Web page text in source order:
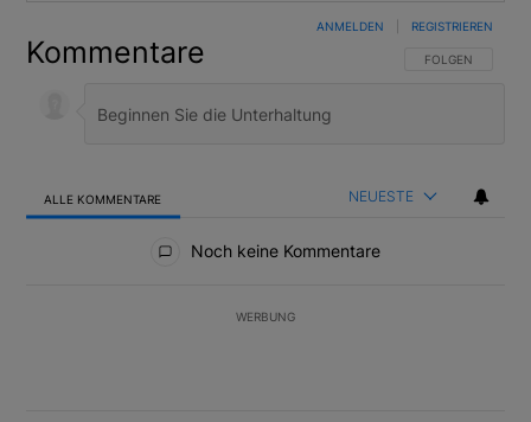
Kommentare FOLGE DIESER
FOLGEN
ANMELDEN REGISTRIEREN
ALLE KOMMENTARE NEUESTE
Noch keine Kommentare
WERBUNG